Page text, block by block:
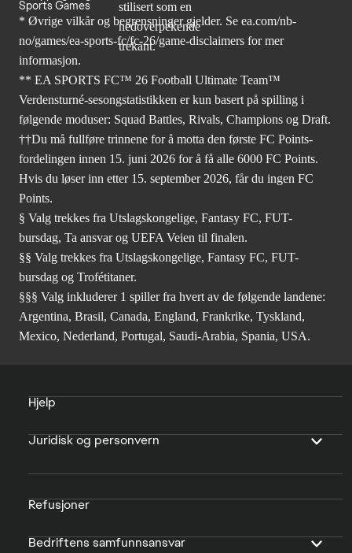
Sports Games
* Øvrige vilkår og begrensninger gjelder. Se ea.com/nb-
no/games/ea-sports-fc/fc-26/game-disclaimers for mer
informasjon.
** EA SPORTS FC™ 26 Football Ultimate Team™
Verdensturné-sesongstatistikken er kun basert på spilling i
følgende moduser: Squad Battles, Rivals, Champions og Draft.
††Du må fullføre trinnene for å motta den første FC Points-
fordelingen innen 15. juni 2026 for å få alle 6000 FC Points.
Hvis du løser inn etter 15. september 2026, får du ingen FC
Points.
§ Valg trekkes fra Utslagskongelige, Fantasy FC, FUT-
bursdag, Ta ansvar og UEFA Veien til finalen.
§§ Valg trekkes fra Utslagskongelige, Fantasy FC, FUT-
bursdag og Trofétitaner.
§§§ Valg inkluderer 1 spiller fra hvert av de følgende landene:
Argentina, Brasil, Canada, England, Frankrike, Tyskland,
Mexico, Nederland, Portugal, Saudi-Arabia, Spania, USA.
Hjelp
Juridisk og personvern
Refusjoner
Bedriftens samfunnsansvar